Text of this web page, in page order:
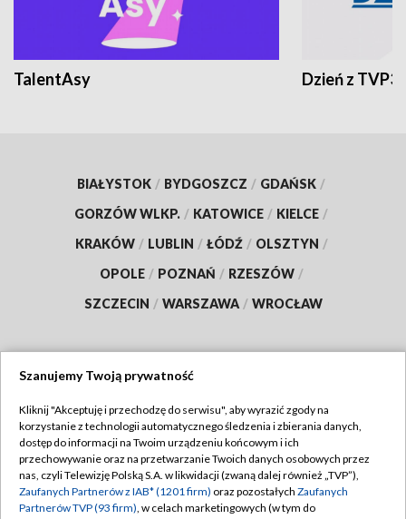
TalentAsy Dzień z TVP3
BIAŁYSTOK / BYDGOSZCZ / GDAŃSK /
GORZÓW WLKP. / KATOWICE / KIELCE /
KRAKÓW / LUBLIN / ŁÓDŹ / OLSZTYN /
OPOLE / POZNAŃ / RZESZÓW /
SZCZECIN / WARSZAWA / WROCŁAW
TVP
Abonament TVP
Emisja w TVP
Regulamin TVP
Polityka prywatności
Szanujemy Twoją prywatność
Kliknij "Akceptuję i przechodzę do serwisu", aby wyrazić zgody na
korzystanie z technologii automatycznego śledzenia i zbierania danych,
dostęp do informacji na Twoim urządzeniu końcowym i ich
przechowywanie oraz na przetwarzanie Twoich danych osobowych przez
nas, czyli Telewizję Polską S.A. w likwidacji (zwaną dalej również „TVP”),
Zaufanych Partnerów z IAB* (1201 firm) oraz pozostałych Zaufanych
Partnerów TVP (93 firm), w celach marketingowych (w tym do